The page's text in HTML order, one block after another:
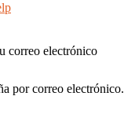
correo electrónico
por correo electrónico.